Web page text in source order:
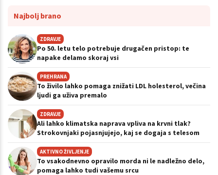
Najbolj brano
ZDRAVJE
Po 50. letu telo potrebuje drugačen pristop: te
napake delamo skoraj vsi
PREHRANA
To živilo lahko pomaga znižati LDL holesterol, večina
ljudi ga uživa premalo
ZDRAVJE
Ali lahko klimatska naprava vpliva na krvni tlak?
Strokovnjaki pojasnjujejo, kaj se dogaja s telesom
AKTIVNO ŽIVLJENJE
To vsakodnevno opravilo morda ni le nadležno delo,
pomaga lahko tudi vašemu srcu